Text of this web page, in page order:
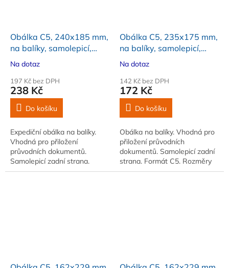
Obálka C5, 240x185 mm,
na balíky, samolepicí,
červená, 100 ks
Na dotaz
197 Kč bez DPH
238 Kč
Do košíku
Expediční obálka na balíky.
Vhodná pro přiložení
průvodních dokumentů.
Samolepicí zadní strana.
Formát A5. Rozměry 240 x
Obálka C5, 235x175 mm,
na balíky, samolepicí,
čirá, 100 ks
Na dotaz
142 Kč bez DPH
172 Kč
Do košíku
Obálka na balíky. Vhodná pro
přiložení průvodních
dokumentů. Samolepicí zadní
strana. Formát C5. Rozměry
235 x 175 mm. Balení 100 ks.